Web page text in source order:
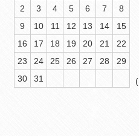
2
3 4 5 6 7
8
9
10 11 12 13 14
15
16
17 18 19 20 21
22
23
24 25 26 27 28
29
30
31 (